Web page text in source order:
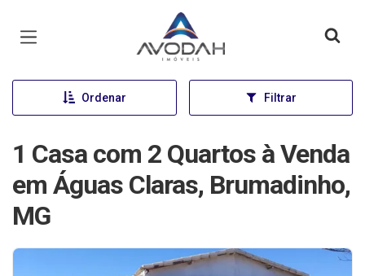
Página inicial
Ordenar Filtrar
1 Casa com 2 Quartos à Venda
em Águas Claras, Brumadinho,
MG